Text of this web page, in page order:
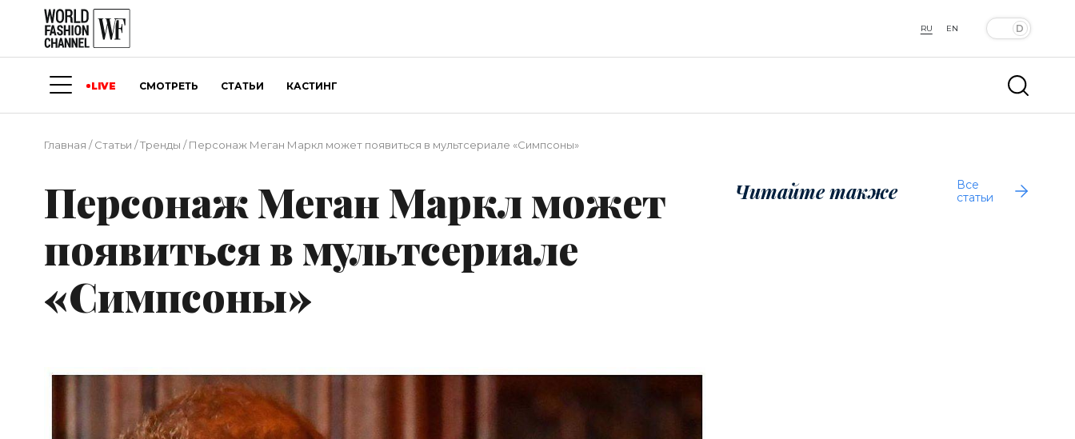
RU EN
LIVE СМОТРЕТЬ СТАТЬИ КАСТИНГ
Главная /Статьи /Тренды /Персонаж Меган Маркл может появиться в мультсериале «Симпсоны»
Персонаж Меган Маркл может
появиться в мультсериале
«Симпсоны»
Читайте также
Все
статьи